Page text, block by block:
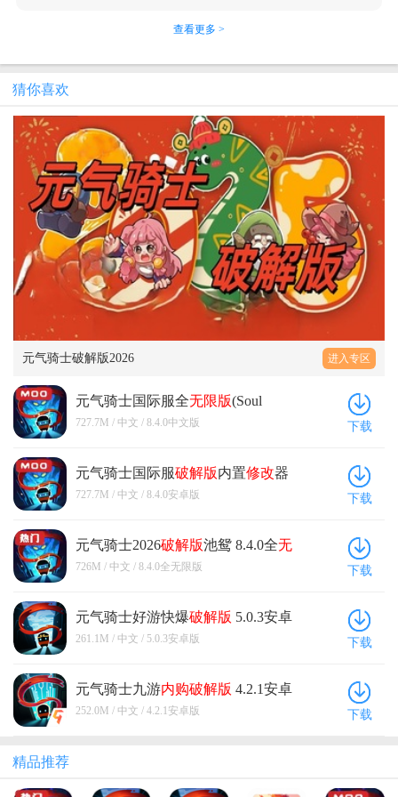
查看更多 >
猜你喜欢
元气骑士破解版2026 进入专区
元气骑士国际服全无限版(Soul
Knight) 8.4.0中文版
727.7M / 中文 / 8.4.0中文版 下载
元气骑士国际服破解版内置修改器
(Soul Knight) 8.4.0安卓版
727.7M / 中文 / 8.4.0安卓版 下载
元气骑士2026破解版池鸳 8.4.0全无
限版
726M / 中文 / 8.4.0全无限版 下载
元气骑士好游快爆破解版 5.0.3安卓
版
261.1M / 中文 / 5.0.3安卓版 下载
元气骑士九游内购破解版 4.2.1安卓
版
252.0M / 中文 / 4.2.1安卓版 下载
精品推荐